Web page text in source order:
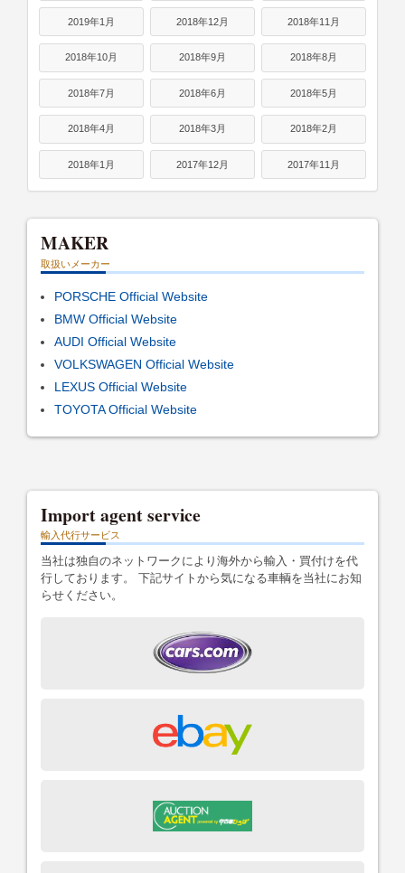
2019年1月 2018年12月 2018年11月
2018年10月 2018年9月 2018年8月
2018年7月 2018年6月 2018年5月
2018年4月 2018年3月 2018年2月
2018年1月 2017年12月 2017年11月
MAKER
取扱いメーカー
PORSCHE Official Website
BMW Official Website
AUDI Official Website
VOLKSWAGEN Official Website
LEXUS Official Website
TOYOTA Official Website
Import agent service
輸入代行サービス
当社は独自のネットワークにより海外から輸入・買付けを代
行しております。 下記サイトから気になる車輌を当社にお知
らせください。